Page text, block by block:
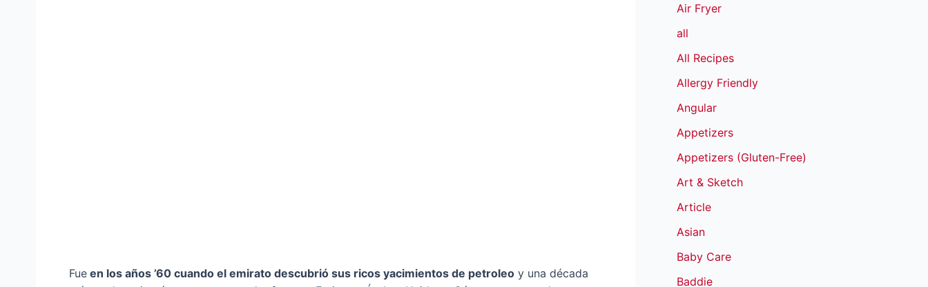
Fue en los años ’60 cuando el emirato descubrió sus ricos yacimientos de petroleo y una década
Air Fryer
all
All Recipes
Allergy Friendly
Angular
Appetizers
Appetizers (Gluten-Free)
Art & Sketch
Article
Asian
Baby Care
Baddie